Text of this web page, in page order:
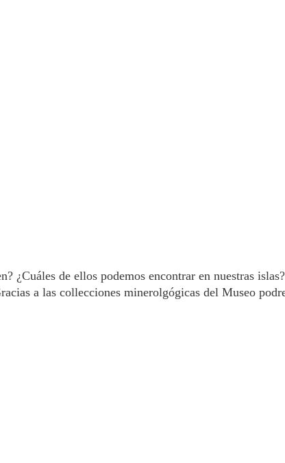
¿Cuáles de ellos podemos encontrar en nuestras
a las collecciones minerolgógicas del Museo